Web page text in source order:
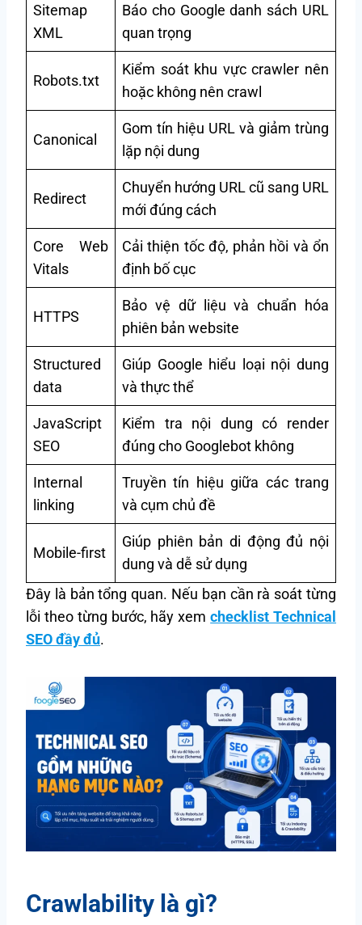
Sitemap
XML
Báo cho Google danh sách URL
quan trọng
Robots.txt
Kiểm soát khu vực crawler nên
hoặc không nên crawl
Canonical
Gom tín hiệu URL và giảm trùng
lặp nội dung
Redirect
Chuyển hướng URL cũ sang URL
mới đúng cách
Core Web
Vitals
Cải thiện tốc độ, phản hồi và ổn
định bố cục
HTTPS
Bảo vệ dữ liệu và chuẩn hóa
phiên bản website
Structured
data
Giúp Google hiểu loại nội dung
và thực thể
JavaScript
SEO
Kiểm tra nội dung có render
đúng cho Googlebot không
Internal
linking
Truyền tín hiệu giữa các trang
và cụm chủ đề
Mobile-first
Giúp phiên bản di động đủ nội
dung và dễ sử dụng
Đây là bản tổng quan. Nếu bạn cần rà soát từng
lỗi theo từng bước, hãy xemchecklist Technical
SEO đầy đủ.
Crawlability là gì?